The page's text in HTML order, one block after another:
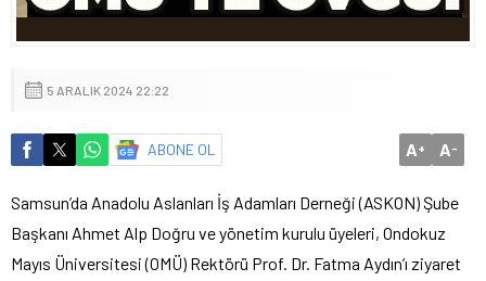
5 ARALIK 2024 22:22
ABONE OL A+ A-
Samsun’da Anadolu Aslanları İş Adamları Derneği (ASKON) Şube
Başkanı Ahmet Alp Doğru ve yönetim kurulu üyeleri, Ondokuz
Mayıs Üniversitesi (OMÜ) Rektörü Prof. Dr. Fatma Aydın’ı ziyaret